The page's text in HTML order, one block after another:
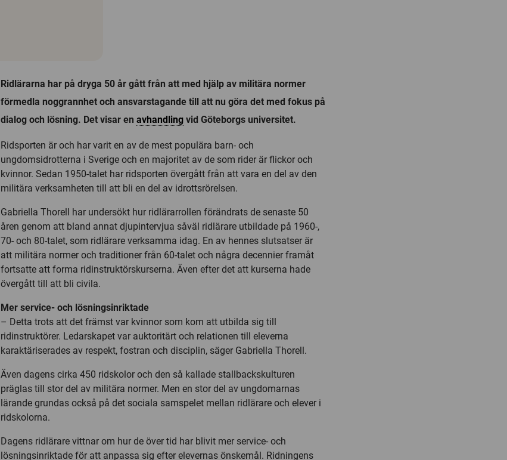
Ridlärarna har på dryga 50 år gått från att med hjälp av militära normer
förmedla noggrannhet och ansvarstagande till att nu göra det med fokus på
dialog och lösning. Det visar en avhandling vid Göteborgs universitet.
Ridsporten är och har varit en av de mest populära barn- och
ungdomsidrotterna i Sverige och en majoritet av de som rider är flickor och
kvinnor. Sedan 1950-talet har ridsporten övergått från att vara en del av den
militära verksamheten till att bli en del av idrottsrörelsen.
Gabriella Thorell har undersökt hur ridlärarrollen förändrats de senaste 50
åren genom att bland annat djupintervjua såväl ridlärare utbildade på 1960-,
70- och 80-talet, som ridlärare verksamma idag. En av hennes slutsatser är
att militära normer och traditioner från 60-talet och några decennier framåt
fortsatte att forma ridinstruktörskurserna. Även efter det att kurserna hade
övergått till att bli civila.
Mer service- och lösningsinriktade
– Detta trots att det främst var kvinnor som kom att utbilda sig till
ridinstruktörer. Ledarskapet var auktoritärt och relationen till eleverna
karaktäriserades av respekt, fostran och disciplin, säger Gabriella Thorell.
Även dagens cirka 450 ridskolor och den så kallade stallbackskulturen
präglas till stor del av militära normer. Men en stor del av ungdomarnas
lärande grundas också på det sociala samspelet mellan ridlärare och elever i
ridskolorna.
Dagens ridlärare vittnar om hur de över tid har blivit mer service- och
lösningsinriktade för att anpassa sig efter elevernas önskemål. Ridningens